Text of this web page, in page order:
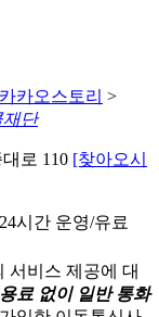
카카오스토리 >
재단
로 110 [찾아오시
시간 운영/유료
서비스 제공에 대
료 없이 일반 통화